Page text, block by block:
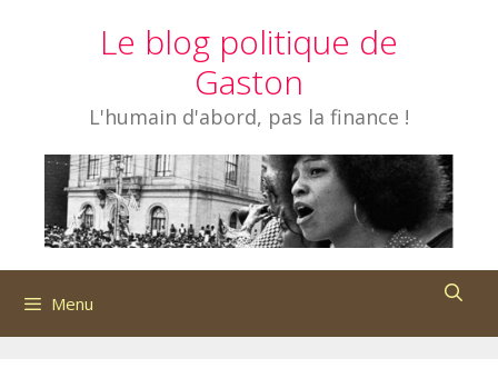
Le blog politique de
Gaston
L'humain d'abord, pas la finance !
Menu